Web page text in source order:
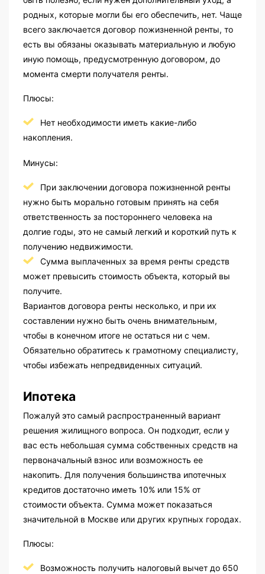
родных, которые могли бы его обеспечить, нет. Чаще
всего заключается договор пожизненной ренты, то
есть вы обязаны оказывать материальную и любую
иную помощь, предусмотренную договором, до
момента смерти получателя ренты.
Плюсы:
Нет необходимости иметь какие-либо
накопления.
Минусы:
При заключении договора пожизненной ренты
нужно быть морально готовым принять на себя
ответственность за постороннего человека на
долгие годы, это не самый легкий и короткий путь к
получению недвижимости.
Сумма выплаченных за время ренты средств
может превысить стоимость объекта, который вы
получите.
Вариантов договора ренты несколько, и при их
составлении нужно быть очень внимательным,
чтобы в конечном итоге не остаться ни с чем.
Обязательно обратитесь к грамотному специалисту,
чтобы избежать непредвиденных ситуаций.
Ипотека
Пожалуй это самый распространенный вариант
решения жилищного вопроса. Он подходит, если у
вас есть небольшая сумма собственных средств на
первоначальный взнос или возможность ее
накопить. Для получения большинства ипотечных
кредитов достаточно иметь 10% или 15% от
стоимости объекта. Сумма может показаться
значительной в Москве или других крупных городах.
Плюсы:
Возможность получить налоговый вычет до 650